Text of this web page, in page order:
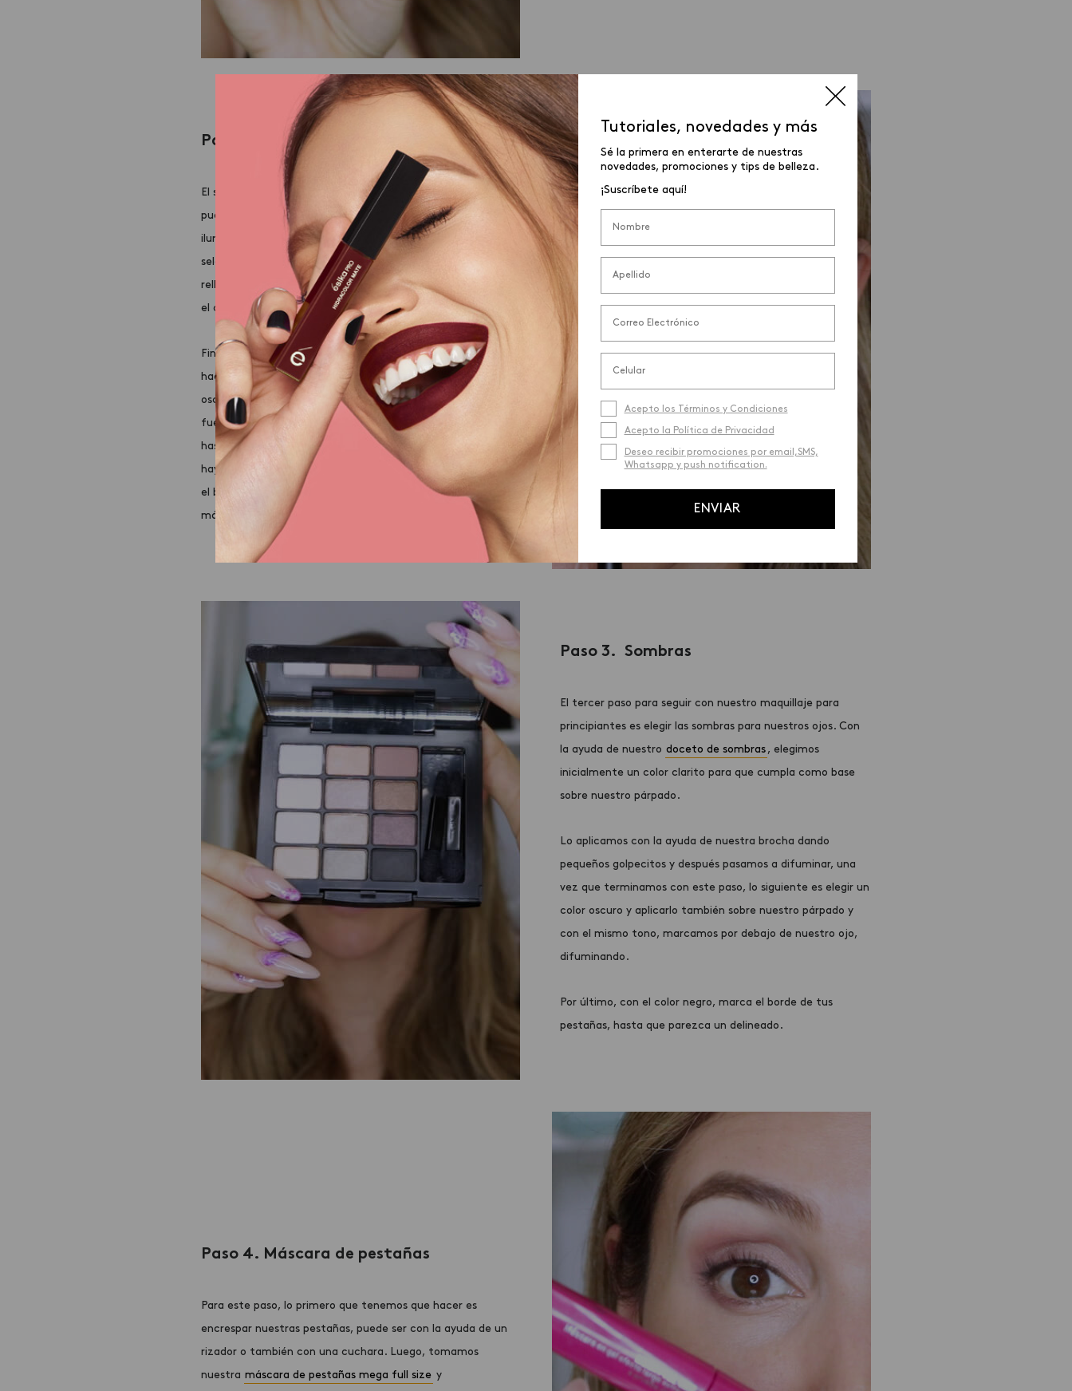
Paso 2. Cejas
El segundo paso es definir nuestras cejas, esto al inicio
puede ser complicado, pero solo necesitas rellenar, definir e
iluminar. Para esto, tienes que tomar tukit de cejas
seleccionar los colores; los dos oscuros te servirán para
rellenar y dar volumen, el color claro te ayudará a iluminar
el contorno y con el color negro, podrás delinear tu ojo.
Finalmente, con la brochita, empieza a cepillar tus cejas
hacia arriba y luego hacia el lado, después toma el color
oscuro y empieza a rellenar tu ceja desde la mitad hacia
fuera, y con el claro, desde el comienzo hacia la mitad,
hasta darle el efecto de difuminado perfecto. Cuando
hayas terminado este paso, toma el color claro y pásala por
el borde de tu ceja, de esta manera, la forma quedará aún
más definida.
Paso 3. Sombras
El tercer paso para seguir con nuestro maquillaje para
principiantes es elegir las sombras para nuestros ojos. Con
la ayuda de nuestro doceto de sombras , elegimos
inicialmente un color clarito para que cumpla como base
sobre nuestro párpado.
Lo aplicamos con la ayuda de nuestra brocha dando
pequeños golpecitos y después pasamos a difuminar, una
vez que terminamos con este paso, lo siguiente es elegir un
color oscuro y aplicarlo también sobre nuestro párpado y
con el mismo tono, marcamos por debajo de nuestro ojo,
difuminando.
Por último, con el color negro, marca el borde de tus
pestañas, hasta que parezca un delineado.
Paso 4. Máscara de pestañas
Para este paso, lo primero que tenemos que hacer es
encrespar nuestras pestañas, puede ser con la ayuda de un
rizador o también con una cuchara. Luego, tomamos
nuestra máscara de pestañas mega full size y
Tutoriales, novedades y más
Sé la primera en enterarte de nuestras
novedades, promociones y tips de belleza.
¡Suscríbete aquí!
Acepto los Términos y Condiciones
Acepto la Política de Privacidad
Deseo recibir promociones por email,SMS,
Whatsapp y push notification.
ENVIAR